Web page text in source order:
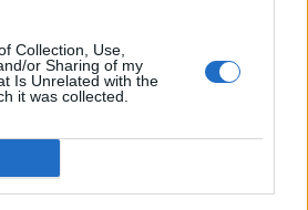
Collection, Use,
or Sharing of my
Is Unrelated with the
it was collected.
σε Ποσειδώνος και